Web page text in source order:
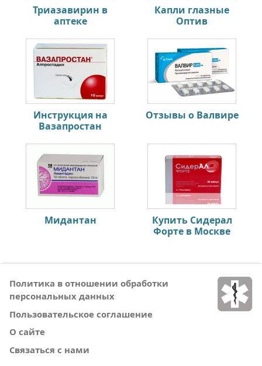
Триазавирин в
аптеке
Капли глазные
Оптив
Инструкция на
Вазапростан
Отзывы о Валвире
Мидантан
Купить Сидерал
Форте в Москве
Политика в отношении обработки
персональных данных
Пользовательское соглашение
О сайте
Связаться с нами